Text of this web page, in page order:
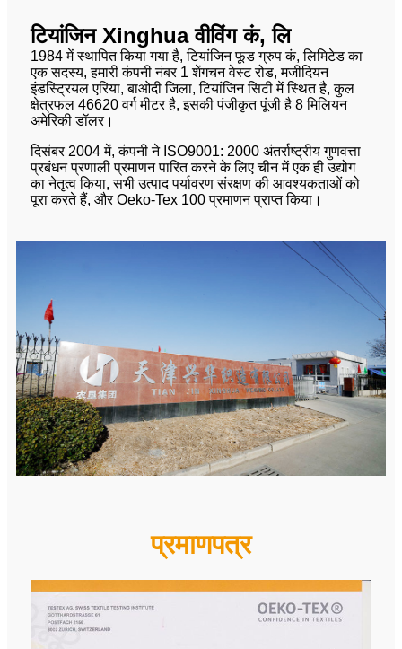
टियांजिन Xinghua वीविंग कं, लि
1984 में स्थापित किया गया है, टियांजिन फूड ग्रुप कं, लिमिटेड का
एक सदस्य, हमारी कंपनी नंबर 1 शेंगचन वेस्ट रोड, मजीदियन
इंडस्ट्रियल एरिया, बाओदी जिला, टियांजिन सिटी में स्थित है, कुल
क्षेत्रफल 46620 वर्ग मीटर है, इसकी पंजीकृत पूंजी है 8 मिलियन
अमेरिकी डॉलर।
दिसंबर 2004 में, कंपनी ने ISO9001: 2000 अंतर्राष्ट्रीय गुणवत्ता
प्रबंधन प्रणाली प्रमाणन पारित करने के लिए चीन में एक ही उद्योग
का नेतृत्व किया, सभी उत्पाद पर्यावरण संरक्षण की आवश्यकताओं को
पूरा करते हैं, और Oeko-Tex 100 प्रमाणन प्राप्त किया।
प्रमाणपत्र